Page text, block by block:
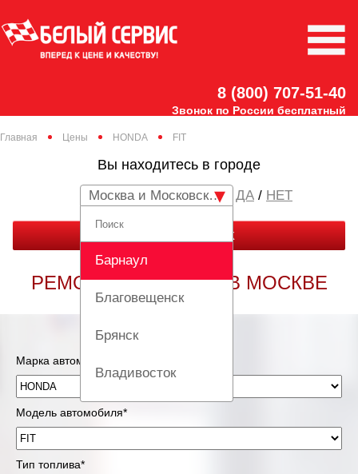
8 (800) 707-51-40
Звонок по России бесплатный
Главная Цены HONDA FIT
Вы находитесь в городе
Москва и Московская область
Барнаул
Благовещенск
Брянск
Владивосток
Вологда
Екатеринбург
/ НЕТ
ЗАКАЗАТЬ ЗВОНОК
РЕМОНТ HONDA FIT В МОСКВЕ
Марка автомобиля*
Модель автомобиля*
Тип топлива*